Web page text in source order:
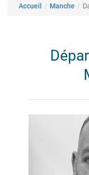
Fil d'Ariane
Accueil Manche